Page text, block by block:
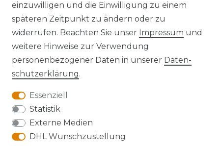
einzuwilligen und die Einwilligung zu einem
späteren Zeitpunkt zu ändern oder zu
widerrufen. Beachten Sie unser Impressum und
weitere Hinweise zur Verwendung
personenbezogener Daten in unserer Daten­
schutz­erklärung.
Essenziell
Statistik
Externe Medien
DHL Wunschzustellung
VERTRAG WIDERRUFEN Kontakt